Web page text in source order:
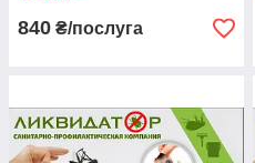
840 ₴/послуга